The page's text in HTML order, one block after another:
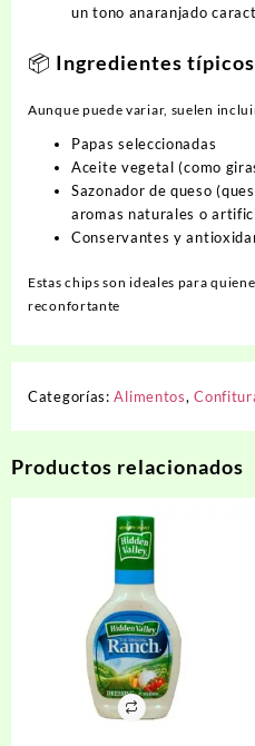
un tono anaranjado
📦 Ingredientes típicos
Aunque puede variar, suelen
Papas seleccionadas
Aceite vegetal (como
Sazonador de queso
aromas naturales o
Conservantes y
Estas chips son ideales para
reconfortante
Categorías:Alimentos,
Productos relacionados